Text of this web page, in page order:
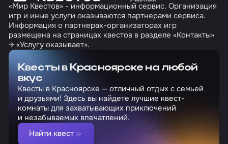
«Мир Квестов» - информационный сервис. Организация
игр и иные услуги оказываются партнерами сервиса.
Информация о партнерах-организаторах игр
размещена на страницах квестов в разделе «Контакты»
→ «Услугу оказывает».
Квесты в Красноярске на любой
вкус
Квесты в Красноярске — отличный отдых с семьей
и друзьями! Здесь вы найдете лучшие квест-
комнаты для захватывающих приключений
и незабываемых впечатлений.
Найти квест